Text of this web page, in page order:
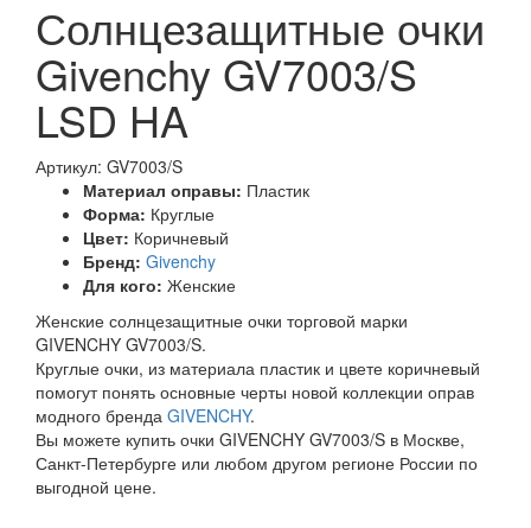
Солнцезащитные очки
Givenchy GV7003/S
LSD HA
Артикул: GV7003/S
Материал оправы: Пластик
Форма: Круглые
Цвет: Коричневый
Бренд: Givenchy
Для кого: Женские
Женские солнцезащитные очки торговой марки
GIVENCHY GV7003/S.
Круглые очки, из материала пластик и цвете коричневый
помогут понять основные черты новой коллекции оправ
модного бренда GIVENCHY.
Вы можете купить очки GIVENCHY GV7003/S в Москве,
Санкт-Петербурге или любом другом регионе России по
выгодной цене.